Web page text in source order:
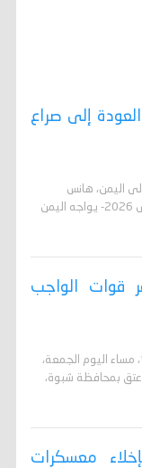
العودة إلى صراع
اليمن، هانس
غروندبرغ، بشأن الوضع في اليمن عمّان، 7 آبأغسطس 2026- يواجه اليمن
قوات الواجب
مساء اليوم الجمعة،
بمحافظة شبوة،
معسكرات